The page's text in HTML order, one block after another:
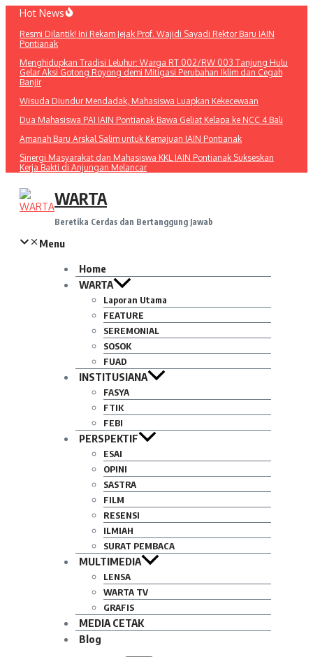
Lewati
konten
Hot News
Resmi Dilantik! Ini Rekam Jejak Prof. Wajidi Sayadi Rektor Baru IAIN
Pontianak
Menghidupkan Tradisi Leluhur: Warga RT 002/RW 003 Tanjung Hulu
Gelar Aksi Gotong Royong demi Mitigasi Perubahan Iklim dan Cegah
Banjir
Wisuda Diundur Mendadak, Mahasiswa Luapkan Kekecewaan
Dua Mahasiswa PAI IAIN Pontianak Bawa Geliat Kelapa ke NCC 4 Bali
Amanah Baru Arskal Salim untuk Kemajuan IAIN Pontianak
Sinergi Masyarakat dan Mahasiswa KKL IAIN Pontianak Sukseskan
Kerja Bakti di Anjungan Melancar
WARTA
Beretika Cerdas dan Bertanggung Jawab
Menu
Home
WARTA
Laporan Utama
FEATURE
SEREMONIAL
SOSOK
FUAD
INSTITUSIANA
FASYA
FTIK
FEBI
PERSPEKTIF
ESAI
OPINI
SASTRA
FILM
RESENSI
ILMIAH
SURAT PEMBACA
MULTIMEDIA
LENSA
WARTA TV
GRAFIS
MEDIA CETAK
Blog